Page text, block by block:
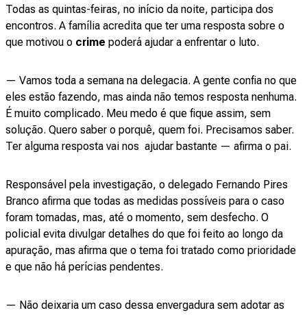
Todas as quintas-feiras, no início da noite, participa dos
encontros. A família acredita que ter uma resposta sobre o
que motivou o crime poderá ajudar a enfrentar o luto.
— Vamos toda a semana na delegacia. A gente confia no que
eles estão fazendo, mas ainda não temos resposta nenhuma.
É muito complicado. Meu medo é que fique assim, sem
solução. Quero saber o porquê, quem foi. Precisamos saber.
Ter alguma resposta vai nos ajudar bastante — afirma o pai.
Responsável pela investigação, o delegado Fernando Pires
Branco afirma que todas as medidas possíveis para o caso
foram tomadas, mas, até o momento, sem desfecho. O
policial evita divulgar detalhes do que foi feito ao longo da
apuração, mas afirma que o tema foi tratado como prioridade
e que não há perícias pendentes.
— Não deixaria um caso dessa envergadura sem adotar as